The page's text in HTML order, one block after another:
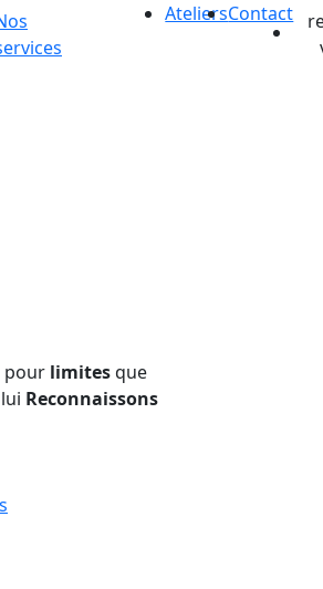
AteliersContact
pour limitesque
Reconnaissons